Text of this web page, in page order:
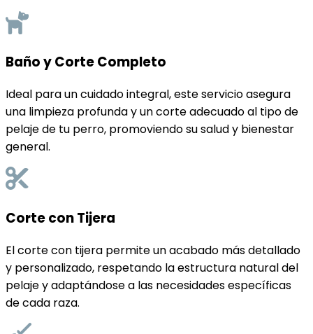
Baño y Corte Completo
Ideal para un cuidado integral, este servicio asegura
una limpieza profunda y un corte adecuado al tipo de
pelaje de tu perro, promoviendo su salud y bienestar
general.
Corte con Tijera
El corte con tijera permite un acabado más detallado
y personalizado, respetando la estructura natural del
pelaje y adaptándose a las necesidades específicas
de cada raza.